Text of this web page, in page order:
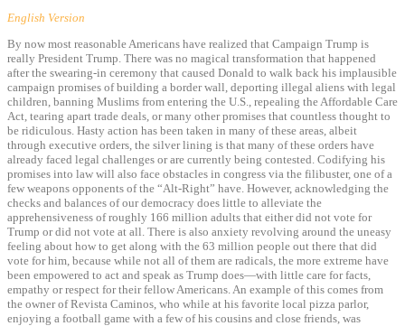
English Version
By now most reasonable Americans have realized that Campaign Trump is
really President Trump. There was no magical transformation that happened
after the swearing-in ceremony that caused Donald to walk back his implausible
campaign promises of building a border wall, deporting illegal aliens with legal
children, banning Muslims from entering the U.S., repealing the Affordable Care
Act, tearing apart trade deals, or many other promises that countless thought to
be ridiculous. Hasty action has been taken in many of these areas, albeit
through executive orders, the silver lining is that many of these orders have
already faced legal challenges or are currently being contested. Codifying his
promises into law will also face obstacles in congress via the filibuster, one of a
few weapons opponents of the “Alt-Right” have. However, acknowledging the
checks and balances of our democracy does little to alleviate the
apprehensiveness of roughly 166 million adults that either did not vote for
Trump or did not vote at all. There is also anxiety revolving around the uneasy
feeling about how to get along with the 63 million people out there that did
vote for him, because while not all of them are radicals, the more extreme have
been empowered to act and speak as Trump does—with little care for facts,
empathy or respect for their fellow Americans. An example of this comes from
the owner of Revista Caminos, who while at his favorite local pizza parlor,
enjoying a football game with a few of his cousins and close friends, was